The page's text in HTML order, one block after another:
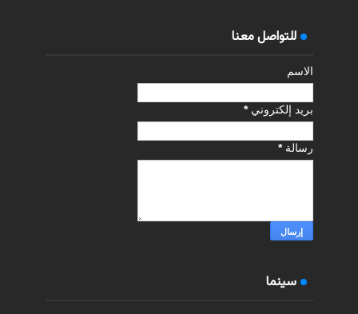
للتواصل معنا
الاسم
بريد إلكتروني*
رسالة*
سينما